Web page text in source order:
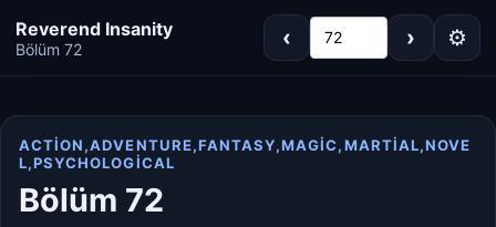
Reverend Insanity
Bölüm 72 ‹ 72 › ⚙
ACTION,ADVENTURE,FANTASY,MAGIC,MARTIAL,NOVE
L,PSYCHOLOGICAL
Bölüm 72